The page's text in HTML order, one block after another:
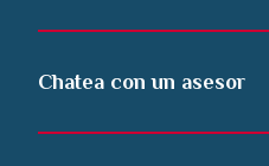
Chatea con un asesor